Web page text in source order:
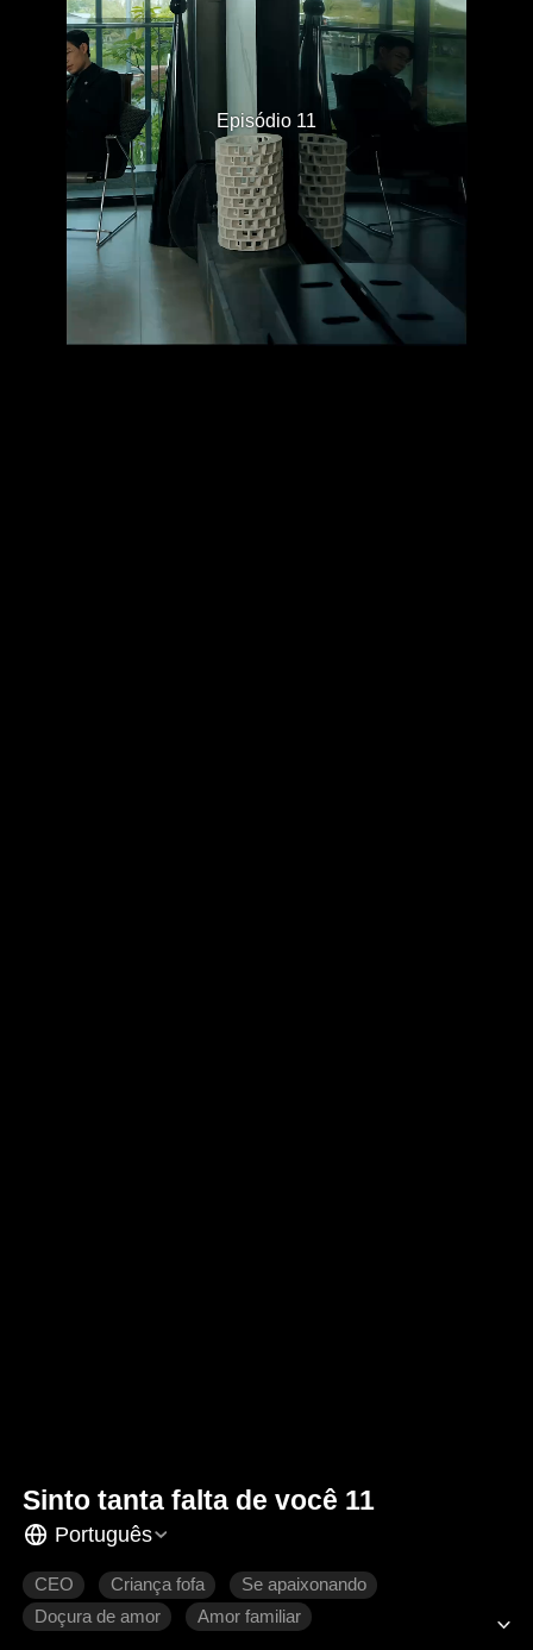
Episódio 11
Sinto tanta falta de você 11
Português
CEO Criança fofa
Se apaixonando
Doçura de amor
Amor familiar